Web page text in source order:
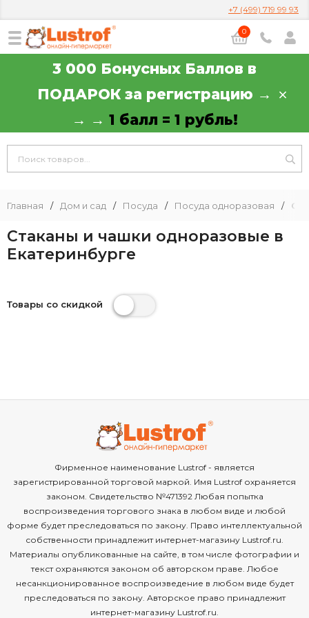
+7 (499) 719 99 93
0
3 000 Бонусных Баллов в
ПОДАРОК за регистрацию →
→ → 1 балл = 1 рубль!
Главная / Дом и сад / Посуда / Посуда одноразовая /
Стаканы и чашки одноразовые в
Екатеринбурге
Товары со скидкой
Фирменное наименование Lustrof - является
зарегистрированной торговой маркой. Имя Lustrof охраняется
законом. Свидетельство №471392 Любая попытка
воспроизведения торгового знака в любом виде и любой
форме будет преследоваться по закону. Право интеллектуальной
собственности принадлежит интернет-магазину Lustrof.ru.
Материалы опубликованные на сайте, в том числе фотографии и
текст охраняются законом об авторском праве. Любое
несанкционированное воспроизведение в любом виде будет
преследоваться по закону. Авторское право принадлежит
интернет-магазину Lustrof.ru.